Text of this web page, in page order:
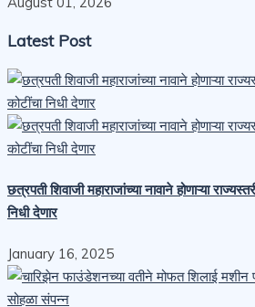
Latest Post
छत्रपती शिवाजी महाराजांच्या नावाने होणाऱ्या
निधी देणार
January 16, 2025